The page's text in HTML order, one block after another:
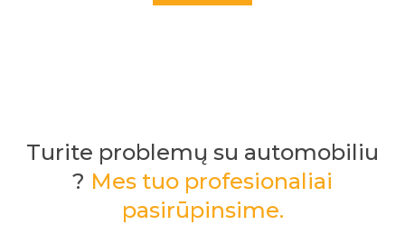
Turite problemų su automobiliu
? Mes tuo profesionaliai
pasirūpinsime.